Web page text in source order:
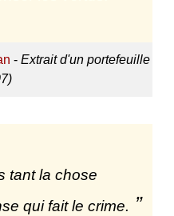
- Extrait d'un portefeuille
tant la chose
qui fait le crime.